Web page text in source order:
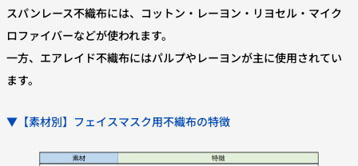
スパンレース不織布には、コットン・レーヨン・リヨセル・マイク
ロファイバーなどが使われます。
一方、エアレイド不織布にはパルプやレーヨンが主に使用されてい
ます。
▼【素材別】フェイスマスク用不織布の特徴